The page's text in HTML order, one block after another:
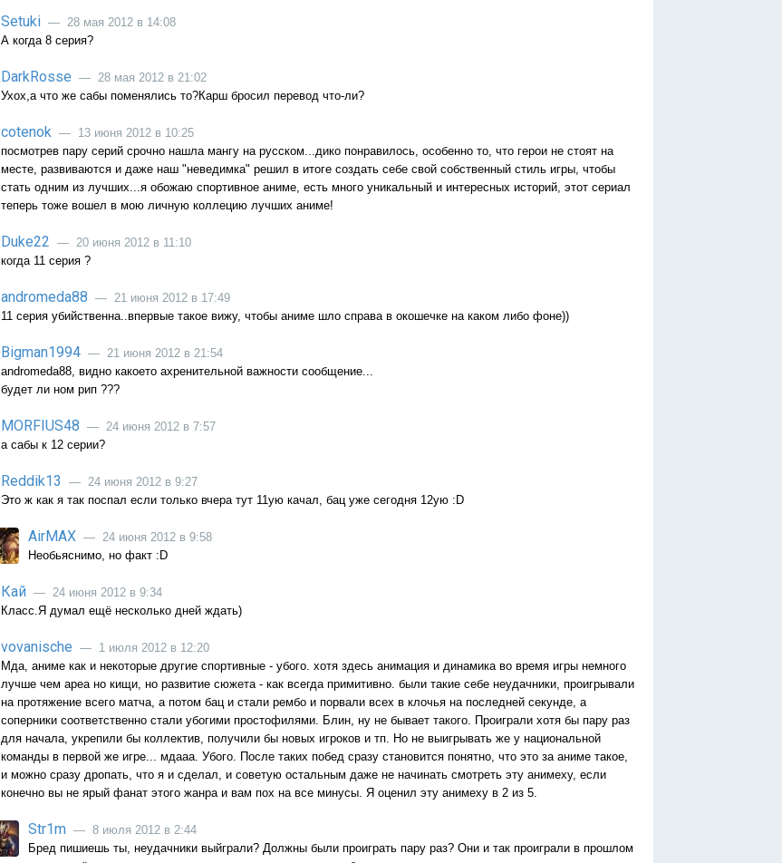
Setuki — 28 мая 2012 в 14:08
А когда 8 серия?
DarkRosse — 28 мая 2012 в 21:02
Ухох,а что же сабы поменялись то?Карш бросил перевод что-ли?
cotenok — 13 июня 2012 в 10:25
посмотрев пару серий срочно нашла мангу на русском...дико понравилось, особенно то, что герои не стоят на
месте, развиваются и даже наш "неведимка" решил в итоге создать себе свой собственный стиль игры, чтобы
стать одним из лучших...я обожаю спортивное аниме, есть много уникальный и интересных историй, этот сериал
теперь тоже вошел в мою личную коллецию лучших аниме!
Duke22 — 20 июня 2012 в 11:10
когда 11 серия ?
andromeda88 — 21 июня 2012 в 17:49
11 серия убийственна..впервые такое вижу, чтобы аниме шло справа в окошечке на каком либо фоне))
Bigman1994 — 21 июня 2012 в 21:54
andromeda88, видно какоето ахренительной важности сообщение...
будет ли ном рип ???
MORFIUS48 — 24 июня 2012 в 7:57
а сабы к 12 серии?
Reddik13
— 24 июня 2012 в 9:27
Это ж как я так поспал если только вчера тут 11ую качал, бац уже сегодня 12ую :D
AirMAX — 24 июня 2012 в 9:58
Необьяснимо, но факт :D
Кай — 24 июня 2012 в 9:34
Класс.Я думал ещё несколько дней ждать)
vovanische — 1 июля 2012 в 12:20
Мда, аниме как и некоторые другие спортивные - убого. хотя здесь анимация и динамика во время игры немного
лучше чем ареа но кищи, но развитие сюжета - как всегда примитивно. были такие себе неудачники, проигрывали
на протяжение всего матча, а потом бац и стали рембо и порвали всех в клочья на последней секунде, а
соперники соответственно стали убогими простофилями. Блин, ну не бывает такого. Проиграли хотя бы пару раз
для начала, укрепили бы коллектив, получили бы новых игроков и тп. Но не выигрывать же у национальной
команды в первой же игре... мдааа. Убого. После таких побед сразу становится понятно, что это за аниме такое,
и можно сразу дропать, что я и сделал, и советую остальным даже не начинать смотреть эту анимеху, если
конечно вы не ярый фанат этого жанра и вам пох на все минусы. Я оценил эту анимеху в 2 из 5.
Str1m — 8 июля 2012 в 2:44
Бред пишиешь ты, неудачники выйграли? Должны были проиграть пару раз? Они и так проиграли в прошлом